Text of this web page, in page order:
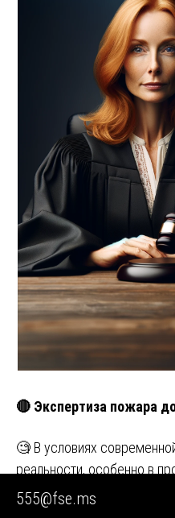
🔴 Экспертиза пожара
🧐 В условиях
реальности, особенно в
регионах, таких как
555@fse.ms